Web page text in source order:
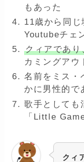
もあった
11歳から同
Youtubeチェ
クィアであ
カミングアウ
名前をミス・
かに男性的で
歌手としても
「Little
クィ